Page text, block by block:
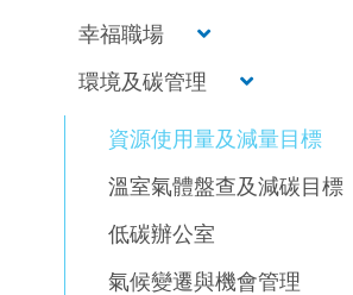
幸福職場
環境及碳管理
資源使用量及減量目標
溫室氣體盤查及減碳目標
低碳辦公室
氣候變遷與機會管理